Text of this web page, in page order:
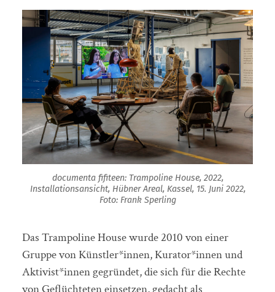
documenta fifiteen: Trampoline House, 2022,
Installationsansicht, Hübner Areal, Kassel, 15. Juni 2022,
Foto: Frank Sperling
Das Trampoline House wurde 2010 von einer
Gruppe von Künstler*innen, Kurator*innen und
Aktivist*innen gegründet, die sich für die Rechte